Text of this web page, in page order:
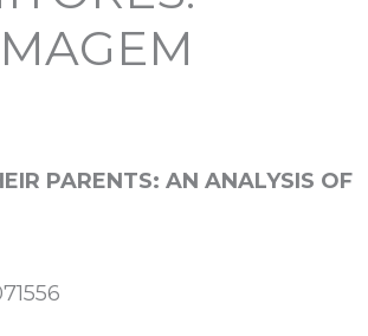
PARENTS: AN ANALYSIS OF